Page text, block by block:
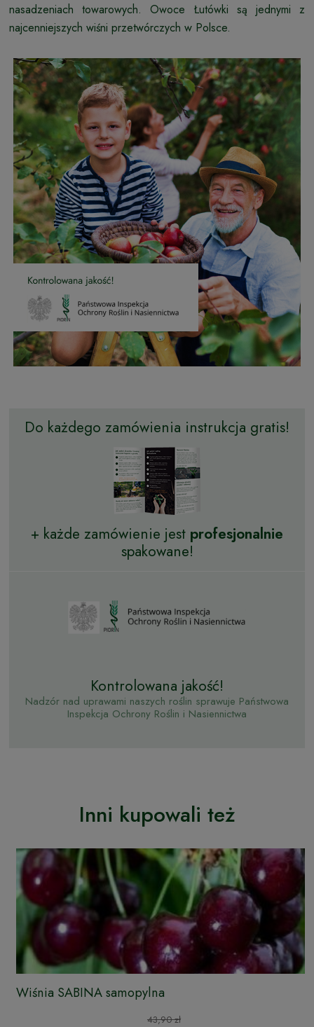
nasadzeniach towarowych. Owoce Łutówki są jednymi z
najcenniejszych wiśni przetwórczych w Polsce.
Do każdego zamówienia instrukcja gratis!
+ każde zamówienie jest profesjonalnie
spakowane!
Kontrolowana jakość!
Nadzór nad uprawami naszych roślin sprawuje Państwowa
Inspekcja Ochrony Roślin i Nasiennictwa
Inni kupowali też
Wiśnia SABINA samopylna
43,90 zł